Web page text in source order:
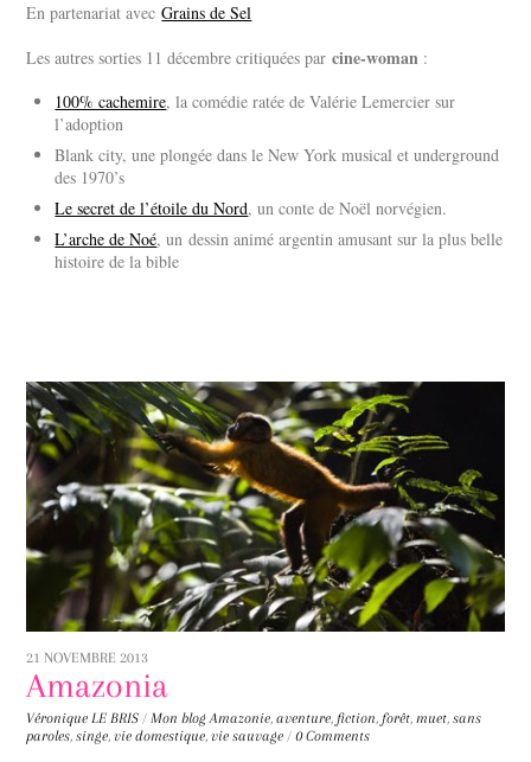
En partenariat avecGrains de Sel
Les autres sorties 11 décembre critiquées parcine-woman :
100% cachemire, la comédie ratée de Valérie Lemercier sur
l’adoption
Blank city, une plongée dans le New York musical et underground
des 1970’s
Le secret de l’étoile du Nord, un conte de Noël norvégien.
L’arche de Noé, un dessin animé argentin amusant sur la plus belle
histoire de la bible
21 NOVEMBRE 2013
Amazonia
Véronique LE BRIS / Mon blog Amazonie,aventure, fiction, forêt,muet,sans
paroles,singe,vie domestique,vie sauvage / 0 Comments